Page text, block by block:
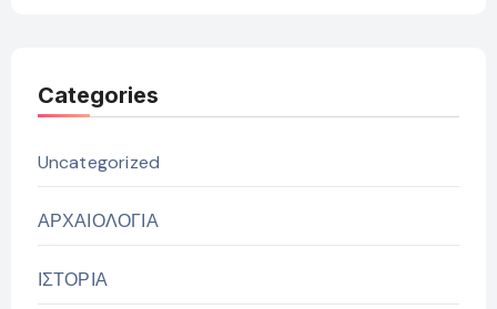
Categories
Uncategorized
ΑΡΧΑΙΟΛΟΓΙΑ
ΙΣΤΟΡΙΑ